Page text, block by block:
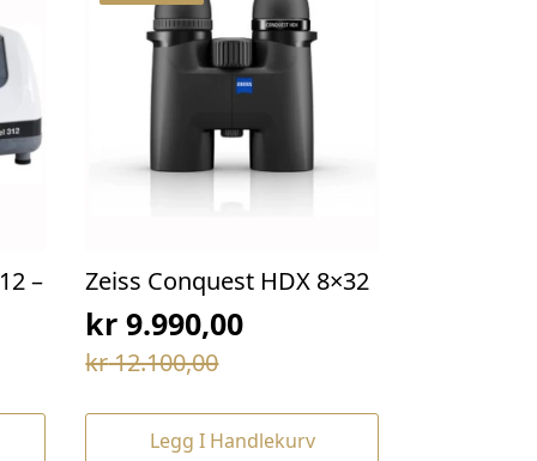
–
Zeiss Conquest HDX 8×32
kr12.100,00
Opprinnelig
var:
kr 9.990,00
Nåværende
er:
Legg I Handlekurv